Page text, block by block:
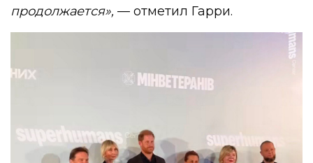
продолжается», — отметил Гарри.